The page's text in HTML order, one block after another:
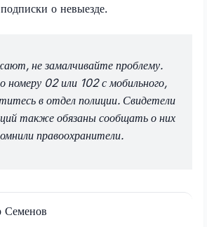
о невыезде.
не замалчивайте проблему.
номеру 02 или 102 с мобильного,
в отдел полиции. Свидетели
также обязаны сообщать о них
правоохранители.
Семенов